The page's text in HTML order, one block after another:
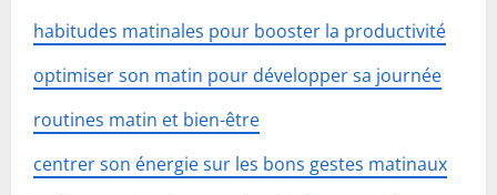
habitudes matinales pour booster la productivité
optimiser son matin pour développer sa journée
routines matin et bien-être
centrer son énergie sur les bons gestes matinaux